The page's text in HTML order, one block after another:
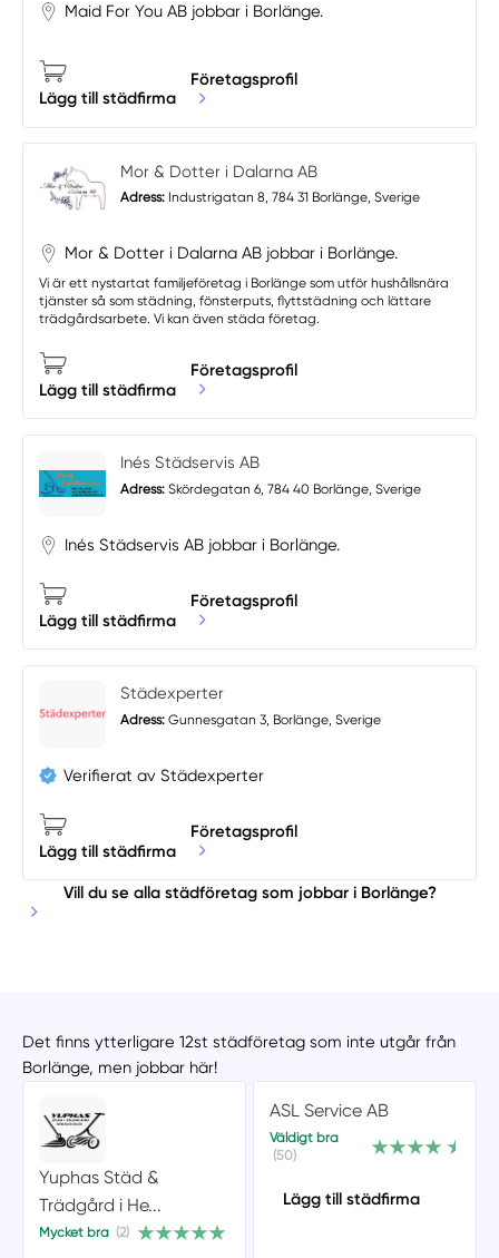
Maid For You AB jobbar i Borlänge.
Lägg till städfirma
Företagsprofil
Mor & Dotter i Dalarna AB
Adress: Industrigatan 8, 784 31 Borlänge, Sverige
Mor & Dotter i Dalarna AB jobbar i Borlänge.
Vi är ett nystartat familjeföretag i Borlänge som utför hushållsnära
tjänster så som städning, fönsterputs, flyttstädning och lättare
trädgårdsarbete. Vi kan även städa företag.
Lägg till städfirma
Företagsprofil
Inés Städservis AB
Adress: Skördegatan 6, 784 40 Borlänge, Sverige
Inés Städservis AB jobbar i Borlänge.
Lägg till städfirma
Företagsprofil
Städexperter
Adress: Gunnesgatan 3, Borlänge, Sverige
Verifierat av Städexperter
Lägg till städfirma
Företagsprofil
Vill du se alla städföretag som jobbar i Borlänge?
Det finns ytterligare 12st städföretag som inte utgår från
Borlänge, men jobbar här!
Yuphas Städ &
Trädgård i He...
Mycket bra (2)
ASL Service AB
Väldigt bra
(50)
Lägg till städfirma